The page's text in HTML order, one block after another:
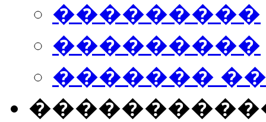
���������
���������
�������